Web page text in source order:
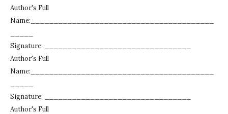
Author's Full
Name:________________________________________
Signature: ________________________________
Author's Full
Name:________________________________________
Signature: ________________________________
Author's Full